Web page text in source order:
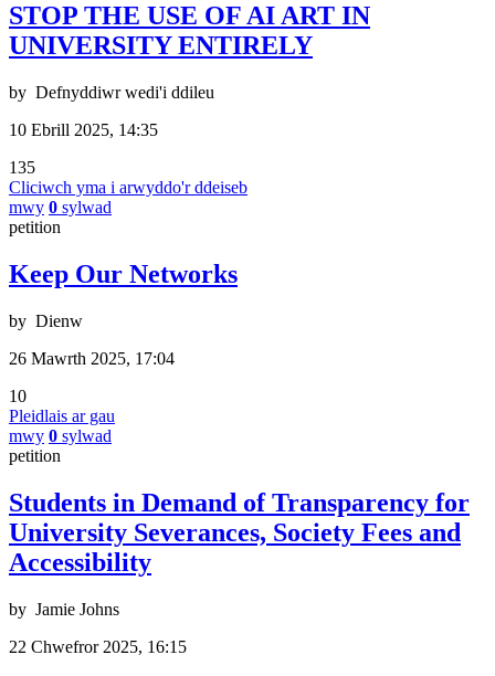
STOP THE USE OF AI ART IN
UNIVERSITY ENTIRELY
by Defnyddiwr wedi'i ddileu
10 Ebrill 2025, 14:35
135
Cliciwch yma i arwyddo'r ddeiseb
mwy 0 sylwad
petition
Keep Our Networks
by Dienw
26 Mawrth 2025, 17:04
10
Pleidlais ar gau
mwy 0 sylwad
petition
Students in Demand of Transparency for
University Severances, Society Fees and
Accessibility
by Jamie Johns
22 Chwefror 2025, 16:15